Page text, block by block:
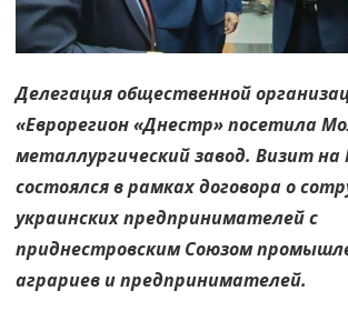
Делегация общественной
«Еврорегион «Днестр» посетила
металлургический завод. Визит
состоялся в рамках договора о
украинских предпринимателей с
приднестровским Союзом
аграриев и предпринимателей.